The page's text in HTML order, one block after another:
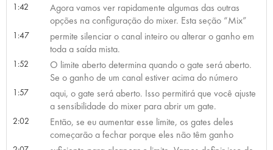
1:42
Agora vamos ver rapidamente algumas das outras
opções na configuração do mixer. Esta seção “Mix”
1:47
permite silenciar o canal inteiro ou alterar o ganho em
toda a saída mista.
1:52
O limite aberto determina quando o gate será aberto.
Se o ganho de um canal estiver acima do número
1:57
aqui, o gate será aberto. Isso permitirá que você ajuste
a sensibilidade do mixer para abrir um gate.
2:02
Então, se eu aumentar esse limite, os gates deles
começarão a fechar porque eles não têm ganho